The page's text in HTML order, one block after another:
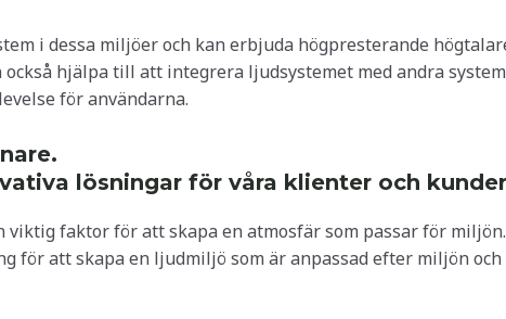
i dessa miljöer och kan erbjuda högpresterande
hjälpa till att integrera ljudsystemet med andra
för användarna.
lösningar för våra klienter och
faktor för att skapa en atmosfär som passar för miljön.
att skapa en ljudmiljö som är anpassad efter miljön och